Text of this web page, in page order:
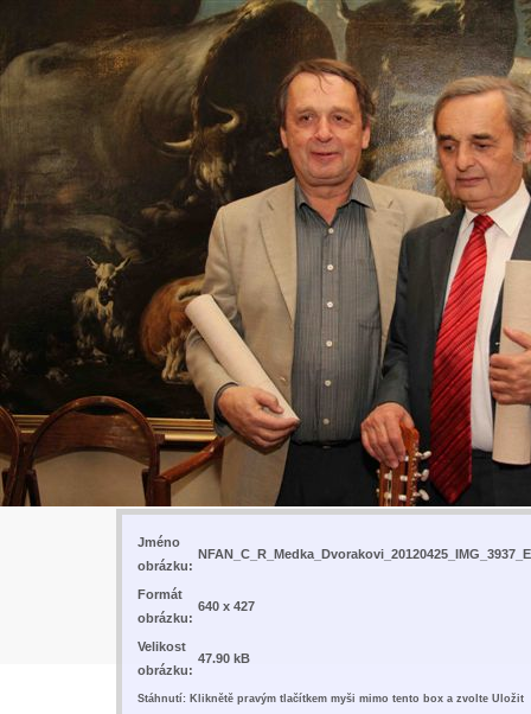
Jméno
obrázku:
Formát
obrázku:
640 x 427
Velikost
obrázku:
47.90 kB
Stáhnutí: Kliknětě pravým tlačítkem myši mimo tento box a zvolte Uložit